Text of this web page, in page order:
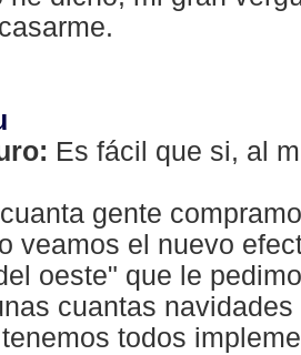
Es fácil que si, al
gente
veamos el nuevo
oeste" que le
cuantas
todos